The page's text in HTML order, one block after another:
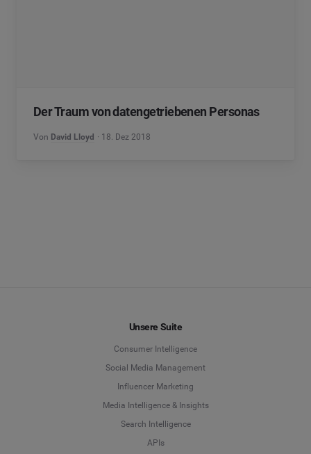
Der Traum von datengetriebenen Personas
Von David Lloyd 18. Dez 2018
Unsere Suite
Consumer Intelligence
Social Media Management
Influencer Marketing
Media Intelligence & Insights
Search Intelligence
APIs